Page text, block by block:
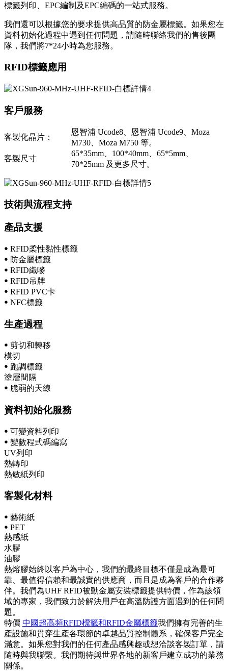
標籤列印、EPC編制及EPC編碼的一站式服務。
我們還可以根據您的要求提供高品質的防金屬標籤。如果您在
資料初始化過程中遇到任何問題，請隨時聯絡我們的售後團
隊，我們將7*24小時為您服務。
RFID標籤應用
客戶服務
客製化晶片：
恩智浦 Ucode8、恩智浦 Ucode9、Moza
M730、Moza M750 等。
客製尺寸
65*35mm、100*40mm、65*5mm、
70*25mm 及更多尺寸。
技術與流程支持
產品支援
ꔷ RFID柔性黏性標籤
ꔷ 防金屬標籤
ꔷ RFID織嘜
ꔷ RFID吊牌
ꔷ RFID PVC卡
ꔷ NFC標籤
生產過程
ꔷ 剪切和轉移
模切
ꔷ 跑調標籤
塗層間隔
ꔷ 脆弱的天線
資料初始化服務
ꔷ 可變資料列印
ꔷ 變數程式碼編寫
UV列印
熱轉印
熱敏紙列印
客製化材料
ꔷ 藝術紙
ꔷ PET
熱感紙
水膠
油膠
熱熔膠始終以客戶為中心，我們的最終目標不僅是成為最可
靠、最值得信賴和最誠實的供應商，而且是成為客戶的合作夥
伴。我們為UHF RFID被動金屬安裝標籤提供特價，作為該領
域的專家，我們致力於解決用戶在高溫防護方面遇到的任何問
題。
特價 中國超高頻RFID標籤和RFID金屬標籤我們擁有完善的生
產設施和貫穿生產各環節的卓越品質控制體系，確保客戶完全
滿意。如果您對我們的任何產品感興趣或想洽談客製訂單，請
隨時與我聯繫。我們期待與世界各地的新客戶建立成功的業務
關係。